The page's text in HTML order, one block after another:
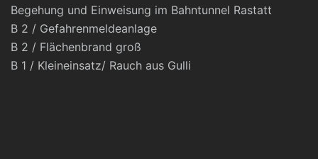
Begehung und Einweisung im Bahntunnel Rastatt
B 2 / Gefahrenmeldeanlage
B 2 / Flächenbrand groß
B 1 / Kleineinsatz/ Rauch aus Gulli